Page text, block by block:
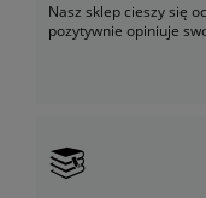
Nasz sklep cieszy się
pozytywnie opiniuje